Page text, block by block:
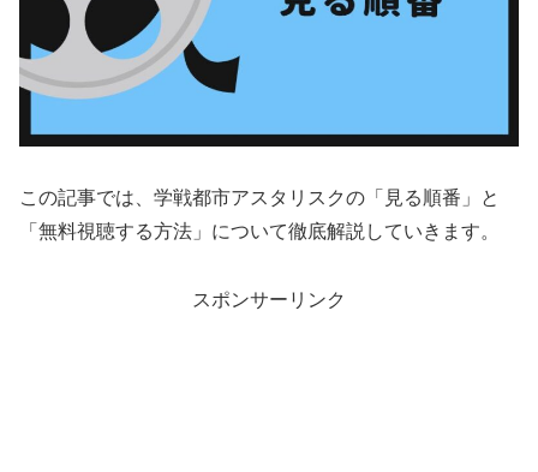
この記事では、学戦都市アスタリスクの「見る順番」と
「無料視聴する方法」について徹底解説していきます。
スポンサーリンク